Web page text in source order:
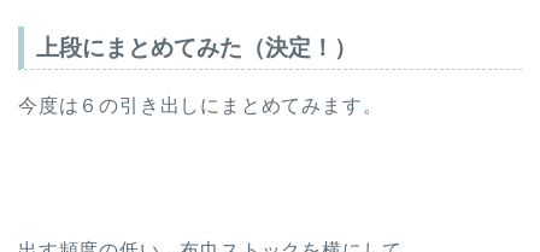
上段にまとめてみた（決定！）
今度は６の引き出しにまとめてみます。